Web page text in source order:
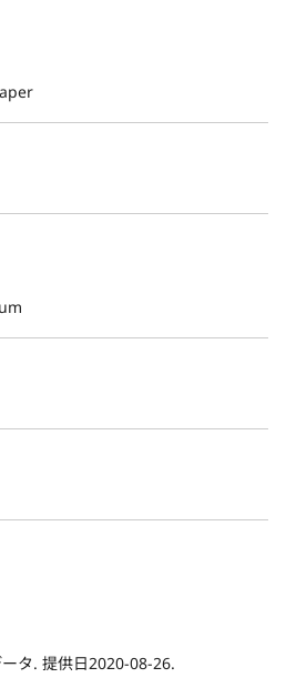
タ. 提供日2020-08-26.